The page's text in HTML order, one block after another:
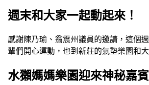
週末和大家一起動起來！
感謝陳乃瑜、翁震州議員的邀請，這個
輩們開心運動，也到新莊的氣墊樂園和
水獺媽媽樂園迎來神秘嘉賓